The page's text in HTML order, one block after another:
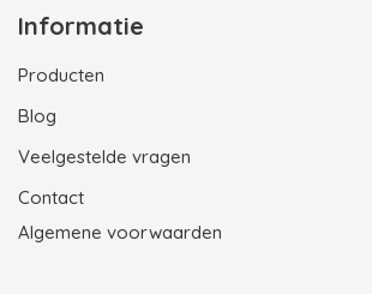
Informatie
Producten
Blog
Veelgestelde vragen
Contact
Algemene voorwaarden